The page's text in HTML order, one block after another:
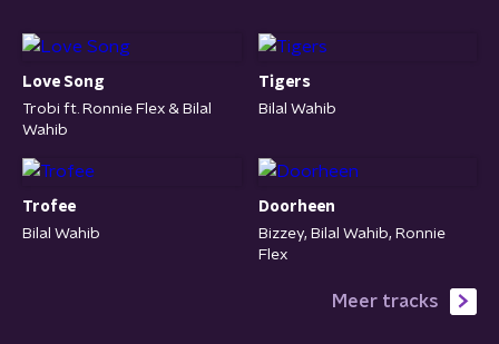
Love Song
Trobi ft. Ronnie Flex & Bilal
Wahib
Tigers
Bilal Wahib
Trofee
Bilal Wahib
Doorheen
Bizzey, Bilal Wahib, Ronnie
Flex
Meer tracks